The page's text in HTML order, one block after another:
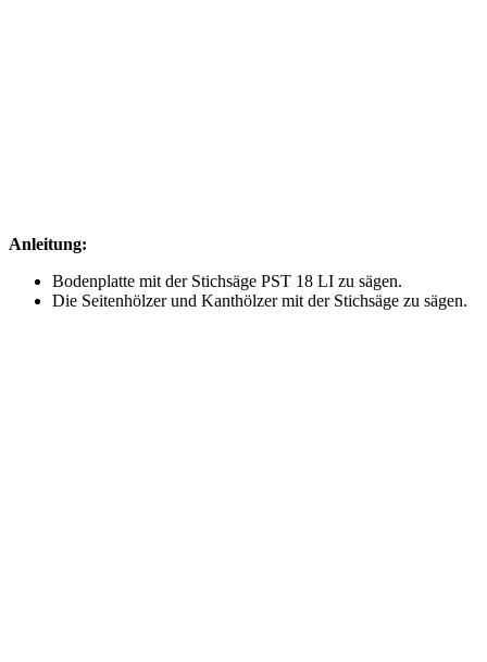
Anleitung:
Bodenplatte mit der Stichsäge PST 18 LI zu sägen.
Die Seitenhölzer und Kanthölzer mit der Stichsäge zu sägen.